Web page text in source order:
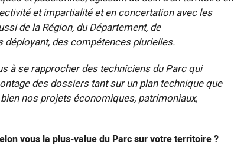
et impartialité et en concertation avec les
de la Région, du Département, de
des compétences plurielles.
à se rapprocher des techniciens du Parc qui
des dossiers tant sur un plan technique que
nos projets économiques, patrimoniaux,
vous la plus-value du Parc sur votre territoire ?